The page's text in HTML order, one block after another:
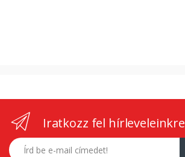
Iratkozz fel hírleveleinkre
E-mail címed